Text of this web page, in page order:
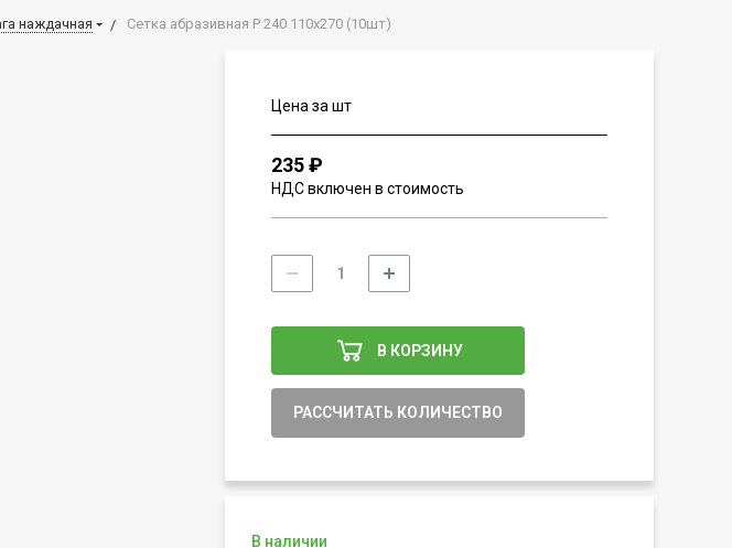
наждачная Сетка абразивная Р 240 110х270 (10шт)
Цена за шт
235 ₽
НДС включен в стоимость
В КОРЗИНУ
РАССЧИТАТЬ КОЛИЧЕСТВО
В наличии